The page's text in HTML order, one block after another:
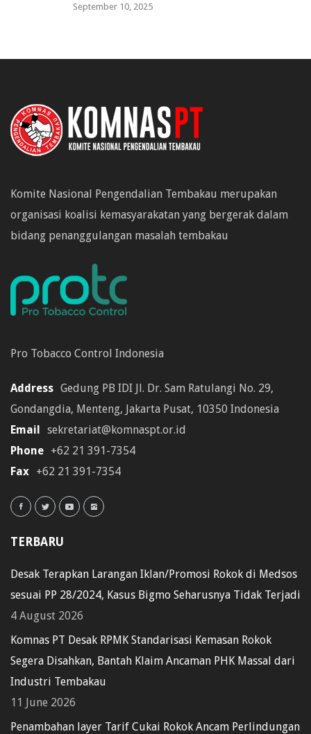
September 10, 2025
Komite Nasional Pengendalian Tembakau merupakan
organisasi koalisi kemasyarakatan yang bergerak dalam
bidang penanggulangan masalah tembakau
Pro Tobacco Control Indonesia
Address Gedung PB IDI Jl. Dr. Sam Ratulangi No. 29,
Gondangdia, Menteng, Jakarta Pusat, 10350 Indonesia
Email sekretariat@komnaspt.or.id
Phone +62 21 391-7354
Fax +62 21 391-7354
TERBARU
Desak Terapkan Larangan Iklan/Promosi Rokok di Medsos
sesuai PP 28/2024, Kasus Bigmo Seharusnya Tidak Terjadi
4 August 2026
Komnas PT Desak RPMK Standarisasi Kemasan Rokok
Segera Disahkan, Bantah Klaim Ancaman PHK Massal dari
Industri Tembakau
11 June 2026
Penambahan layer Tarif Cukai Rokok Ancam Perlindungan